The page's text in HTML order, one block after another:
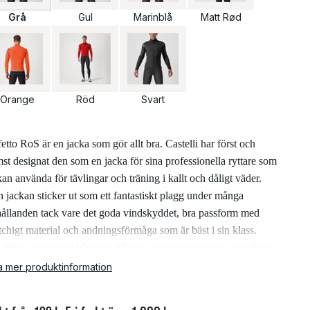
Grå Gul Marinblå Matt Rød
Orange Röd Svart
RoS är en jacka som gör allt bra. Castelli har först och
designat den som en jacka för sina professionella ryttare som
använda för tävlingar och träning i kallt och dåligt väder.
jackan sticker ut som ett fantastiskt plagg under många
tack vare det goda vindskyddet, bra passform med
material och andningsförmåga som är bäst i sin klass.
en YKK Vislon-dragkedja som kan öppnas både upptill
mer produktinformation